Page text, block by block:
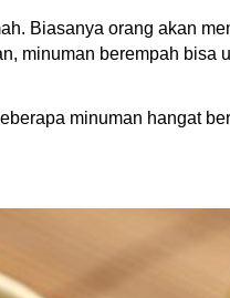
Biasanya orang akan
minuman berempah bisa
minuman hangat